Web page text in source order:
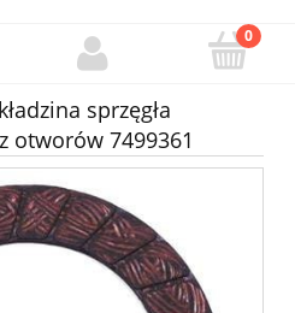
sprzęgła
otworów 7499361